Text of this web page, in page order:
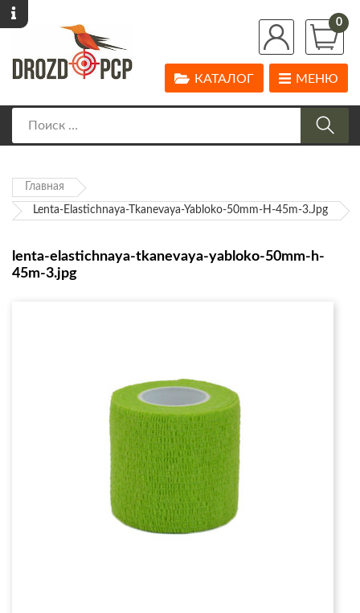
0
МЕНЮ
КАТАЛОГ
Главная
Lenta-Elastichnaya-Tkanevaya-Yabloko-50mm-H-45m-3.jpg
lenta-elastichnaya-tkanevaya-yabloko-50mm-h-
45m-3.jpg